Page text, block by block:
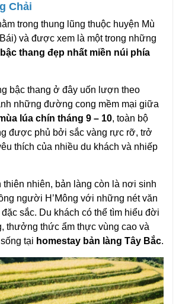
Chải
trong thung lũng thuộc huyện Mù
thang đẹp nhất miền núi phía
bậc thang ở đây uốn lượn theo
những đường cong mềm mại giữa
lúa chín tháng 9 – 10, toàn bộ
được phủ bởi sắc vàng rực rỡ, trở
thích của nhiều du khách và nhiếp
thiên nhiên, bản làng còn là nơi sinh
người H’Mông với những nét văn
sắc. Du khách có thể tìm hiểu đời
thưởng thức ẩm thực vùng cao và
tại homestay bản làng Tây Bắc.